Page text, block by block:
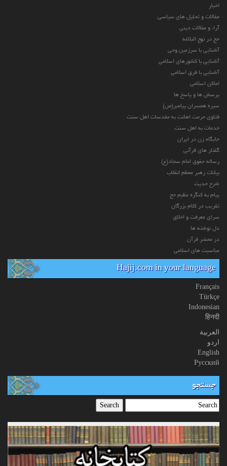
اخبار
مقالات و تحلیل های سیاسی
آراء و مقالات دینی
حج در نهج البلاغه
آشنایی با سرزمین وحی
آشنایی با کشورهای اسلامی
آشنایی با فرق اسلامی
اماکن اسلامی
پرسش ها و پاسخ ها
سیره همسران پیامبر(ص)
فتاوی حرمت اهانت به مقدسات اهل سنت
خدمات به اهل سنت
جایگاه زن در ایران
گفتار های قرآنی
رساله حقوق امام سجاد(ع)
بیانات رهبر معظم انقلاب
شرح حدیث
پیام به کنگره عظیم حج
تقریب در کلام بزرگان
سرای معرفت و اخلاق
دل نوشته ها
در محضر قرآن
مناسبت های اسلامی
Hajij.com in your language
Français
Türkçe
Indonesian
हिनदी
العربیة
اردو
English
Русский
جستجو